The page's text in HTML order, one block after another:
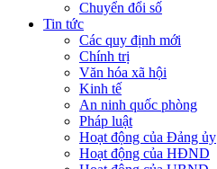
Chuyển đổi số
Tin tức
Các quy định mới
Chính trị
Văn hóa xã hội
Kinh tế
An ninh quốc phòng
Pháp luật
Hoạt động của Đảng ủy
Hoạt động của HĐND